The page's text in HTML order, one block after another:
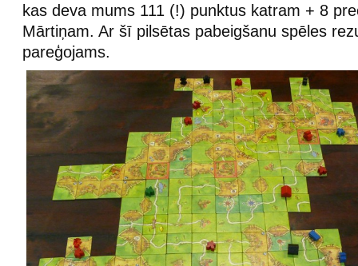
kas deva mums 111 (!) punktus katram + 8
Mārtiņam. Ar šī pilsētas pabeigšanu spēles
pareģojams.